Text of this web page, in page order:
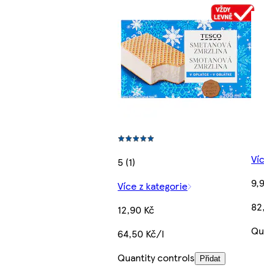
5 (1)
Více z kategorie
12,90 Kč
64,50 Kč/l
Quantity controls
Přidat